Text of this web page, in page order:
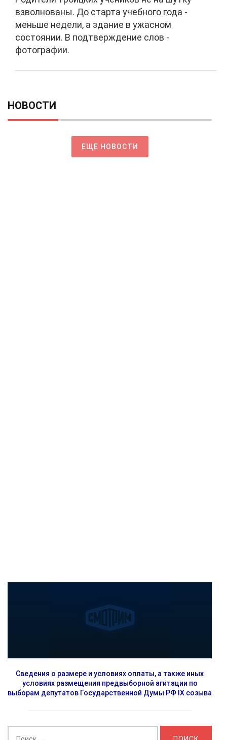
взволнованы. До старта учебного года -
меньше недели, а здание в ужасном
состоянии. В подтверждение слов -
фотографии.
НОВОСТИ
ЕЩЕ НОВОСТИ
Сведения о размере и условиях оплаты, а также иных
условиях размещения предвыборной агитации по
выборам депутатов Государственной Думы РФ IX созыва